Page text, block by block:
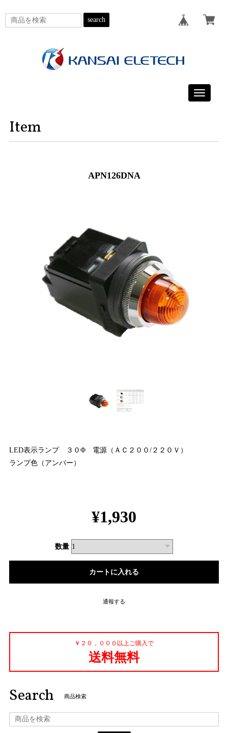
search
Toggle
Item
APN126DNA
LED表示ランプ ３０Φ 電源（ＡＣ２００/２２０Ｖ）
ランプ色（アンバー）
¥1,930
数量
通報する
￥２０，０００以上ご購入で
送料無料
Search 商品検索